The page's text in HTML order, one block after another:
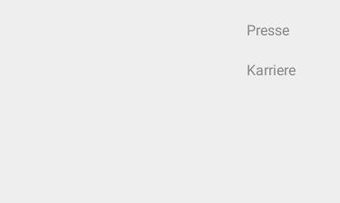
Presse
Karriere